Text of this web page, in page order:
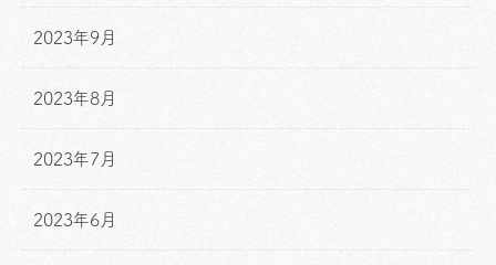
2023年9月
2023年8月
2023年7月
2023年6月